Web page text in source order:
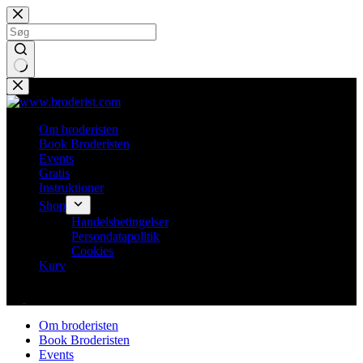
Fortsæt
til
indhold
Ingen
resultater
Om broderisten
Book Broderisten
Events
Gratis
Instruktioner
Shop
Handelsbetingelser
Persondatapolitik
Cookies
Kurv
Om broderisten
Book Broderisten
Events